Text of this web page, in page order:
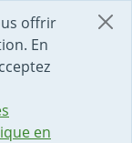
offrir
En
en